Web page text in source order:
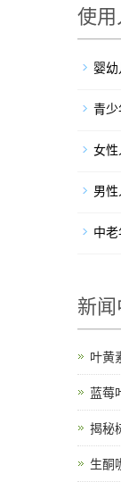
使
婴幼
青少
女性
男
中
新